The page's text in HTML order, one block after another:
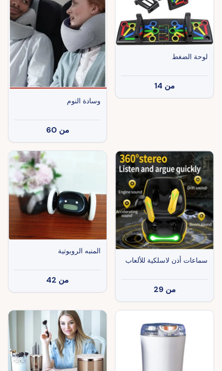
لوحة الضغط
من 14
وسادة النوم
من 60
سماعات أذن لاسلكية للألعاب
من 29
المنبه الروبوتية
من 42